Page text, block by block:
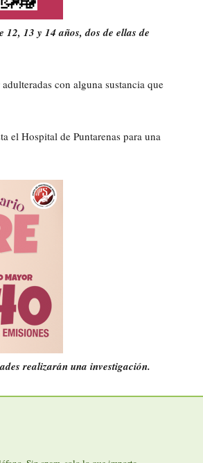
12, 13 y 14 años, dos de ellas de
con alguna sustancia que
el Hospital de Puntarenas para una
realizarán una investigación.